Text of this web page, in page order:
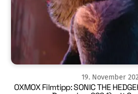
19. November
OXMOX Filmtipp: SONIC THE